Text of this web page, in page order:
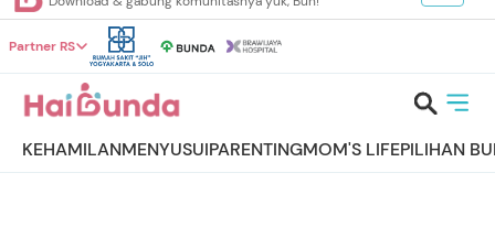
Partner RS
KEHAMILANMENYUSUIPARENTINGMOM'S LIFEPILIHAN